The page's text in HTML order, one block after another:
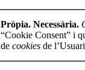
Pròpia. Necessària.
“Cookie Consent” i
de cookies de